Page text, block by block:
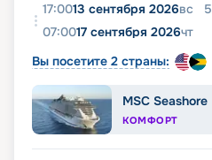
17:0013 сентября 2026вс 5
07:0017 сентября 2026чт
Вы посетите 2 страны:
MSC Seashore
КОМФОРТ